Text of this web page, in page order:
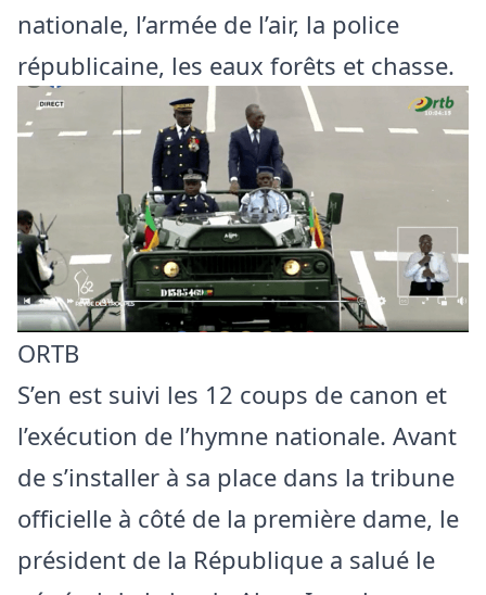
nationale, l’armée de l’air, la police
républicaine, les eaux forêts et chasse.
ORTB
S’en est suivi les 12 coups de canon et
l’exécution de l’hymne nationale. Avant
de s’installer à sa place dans la tribune
officielle à côté de la première dame, le
président de la République a salué le